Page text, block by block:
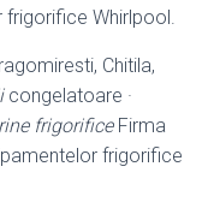
Whirlpool.
Chitila,
congelatoare ·
frigorificeFirma
frigorifice